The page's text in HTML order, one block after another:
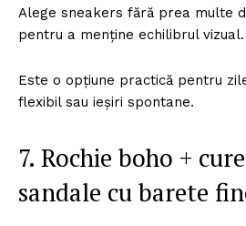
Alege sneakers fără prea multe
pentru a menține echilibrul vizual.
Este o opțiune practică pentru
flexibil sau ieșiri spontane.
7. Rochie boho +
sandale cu barete